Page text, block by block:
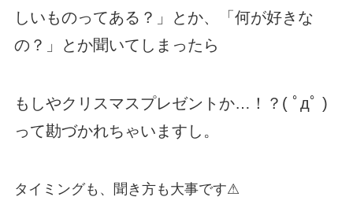
しいものってある？」とか、「何が好きな
の？」とか聞いてしまったら
もしやクリスマスプレゼントか…！？( ﾟдﾟ )
って勘づかれちゃいますし。
タイミングも、聞き方も大事です⚠